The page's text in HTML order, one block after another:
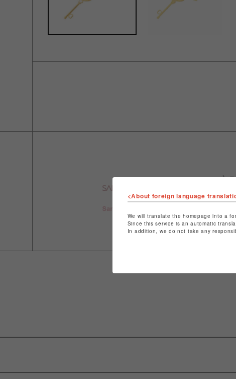
シ
シ
<About foreign language
We will translate the homepage into a
Since this service is an automatic
In addition, we do not take any